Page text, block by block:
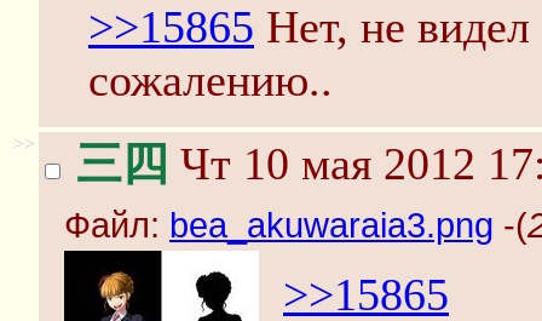
>>15865 Нет, не видел
сожалению..
>> 三四 Чт 10 мая 2012
Файл: bea_akuwaraia3.png -(
>>15865